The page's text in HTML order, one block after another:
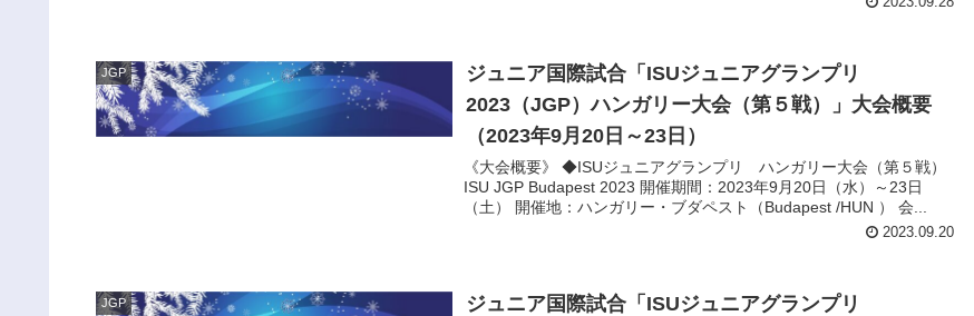
JGP
ジュニア国際試合「ISUジュニアグランプリ
2023（JGP）ハンガリー大会（第５戦）」大会概要
（2023年9月20日～23日）
《大会概要》 ◆ISUジュニアグランプリ ハンガリー大会（第５戦）
ISU JGP Budapest 2023 開催期間：2023年9月20日（水）～23日
（土） 開催地：ハンガリー・ブダペスト（Budapest /HUN ） 会...
2023.09.20
JGP
ジュニア国際試合「ISUジュニアグランプリ